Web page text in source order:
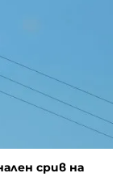
срив на